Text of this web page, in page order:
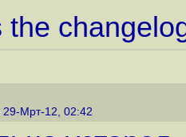
29-Мрт-12, 02:42